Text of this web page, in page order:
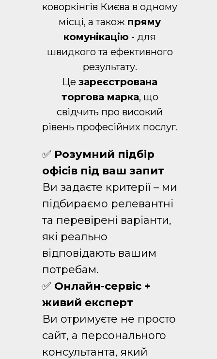
коворкінгів Києва в одному
місці, а також пряму
комунікацію - для
швидкого та ефективного
результату.
Це зареєстрована
торгова марка, що
свідчить про високий
рівень професійних послуг.
✅ Розумний підбір
офісів під ваш запит
Ви задаєте критерії – ми
підбираємо релевантні
та перевірені варіанти,
які реально
відповідають вашим
потребам.
✅ Онлайн-сервіс +
живий експерт
Ви отримуєте не просто
сайт, а персонального
консультанта, який